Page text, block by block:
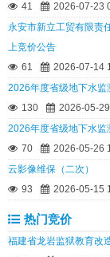
41
2026-07-23
永安市新立工贸有限责
上竞价公告
61
2026-07-14
2026年度省级地下水监
130
2026-05-
2026年度省级地下水监
70
2026-05-26
云影像维保（二次）
93
2026-05-15
热门竞价
福建省龙岩监狱教育改